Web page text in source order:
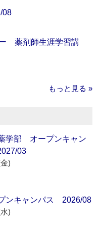
08
薬剤師生涯学習講
もっと見る »
学部 オープンキャン
03
)
ンキャンパス 2026/08
)